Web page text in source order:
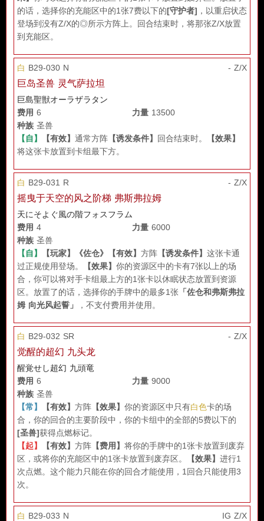
的话，选择你的充能区中的1张7费以下的[守护者] ，以重启状态
登场到没有Z/X的◎所示方阵上。回合结束时，将那张Z/X放置
到充能区。
白 B29-030 N - Z/X
巨岛圣兽 灵气萨拉坦
巨島聖獣オーラザラタン
费用 6 力量 13500
种族 圣兽
【自】
【有效】 通常方阵 【诱发条件】 回合结束时。
【效果】
将这张卡放置到卡组最下方。
白 B29-031 R - Z/X
摇曳于天空的风之阶梯 弗斯弗拉姆
天にそよぐ風の階フォスフラム
费用 4 力量 6000
种族 圣兽
【自】
【玩家】 《佐仓》 【有效】 方阵 【诱发条件】 这张卡通
过正规使用登场。
【效果】 你的资源区中的卡有7张以上的场
合，你可以将对手卡组最上方的1张卡以休眠状态放置到资源
区。放置了的话，选择你的手牌中的最多1张 「佐仓和弗斯弗拉
姆 向光风起誓」
，不支付费用并使用。
白 B29-032 SR - Z/X
觉醒的超幻 九头龙
醒覚せし超幻 九頭竜
费用 6 力量 9000
种族 圣兽
【常】
【有效】 方阵 【效果】 你的资源区中只有白色卡的场
合，你的回合的主要阶段中，你的卡组中的全部的5费以下的
[圣兽]获得点燃标记。
【起】
【有效】 方阵 【费用】 将你的手牌中的1张卡放置到废弃
区，或将你的充能区中的1张卡放置到废弃区。
【效果】 进行1
次点燃。这个能力只能在你的回合才能使用，1回合只能使用3
次。
白 B29-033 N IG Z/X